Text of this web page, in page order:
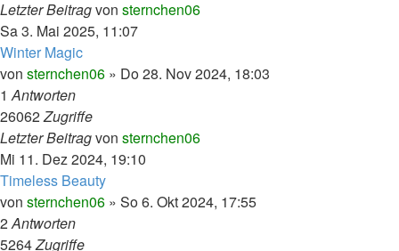
Letzter Beitragvon sternchen06
Sa 3. Mai 2025, 11:07
Winter Magic
von sternchen06 » Do 28. Nov 2024, 18:03
1Antworten
26062Zugriffe
Letzter Beitragvon sternchen06
Mi 11. Dez 2024, 19:10
Timeless Beauty
von sternchen06 » So 6. Okt 2024, 17:55
2Antworten
5264Zugriffe